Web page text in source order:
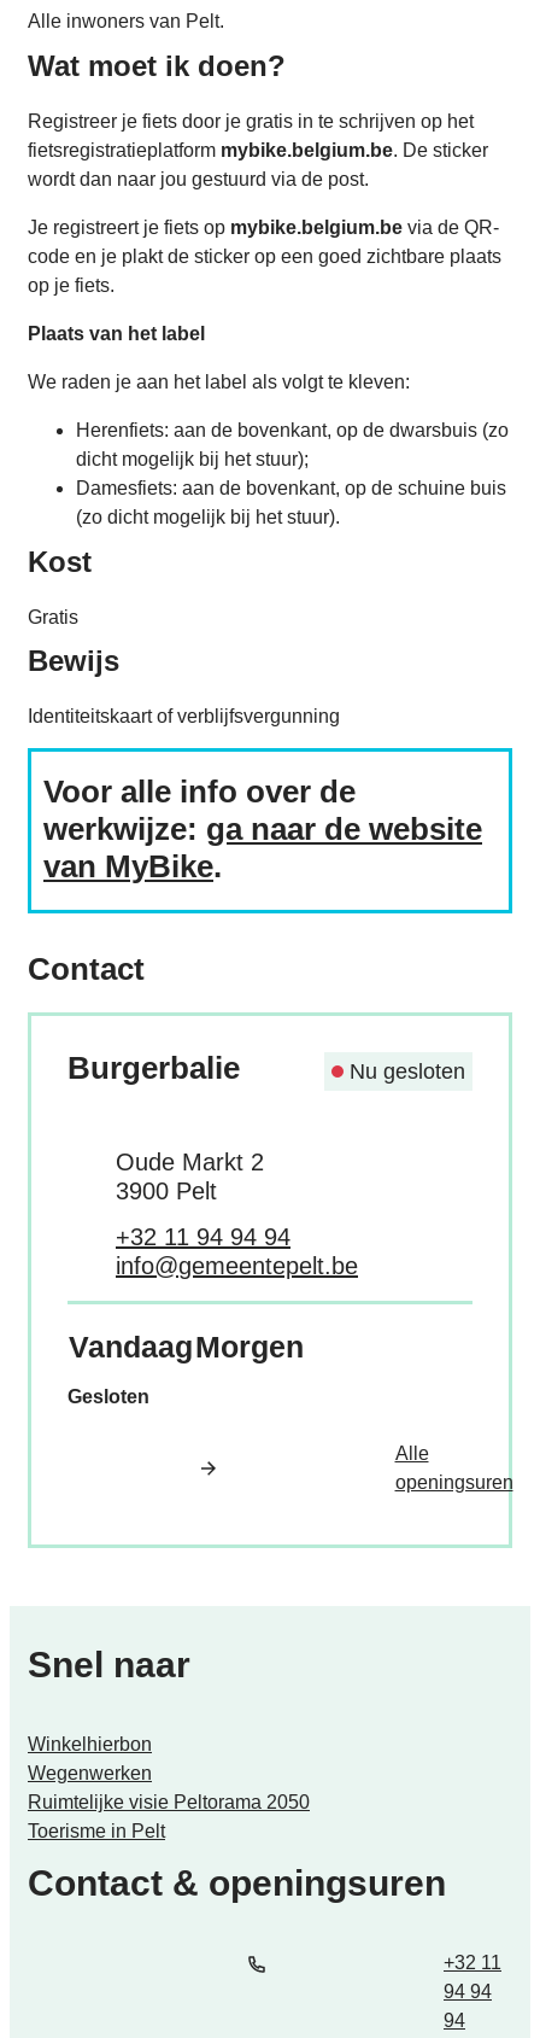
Alle inwoners van Pelt.
Wat moet ik doen?
Registreer je fiets door je gratis in te schrijven op het
fietsregistratieplatform mybike.belgium.be. De sticker
wordt dan naar jou gestuurd via de post.
Je registreert je fiets op mybike.belgium.be via de QR-
code en je plakt de sticker op een goed zichtbare plaats
op je fiets.
Plaats van het label
We raden je aan het label als volgt te kleven:
Herenfiets: aan de bovenkant, op de dwarsbuis (zo
dicht mogelijk bij het stuur);
Damesfiets: aan de bovenkant, op de schuine buis
(zo dicht mogelijk bij het stuur).
Kost
Gratis
Bewijs
Identiteitskaart of verblijfsvergunning
Voor alle info over de
werkwijze: ga naar de website
van MyBike.
Contact
Burgerbalie Nu gesloten
AdresOude Markt 2
,3900 Pelt
+32 11 94 94 94
E-mail
info@gemeentepelt.be
VandaagMorgen
Gesloten
Alle
openingsuren
Snel naar
Winkelhierbon
Wegenwerken
Ruimtelijke visie Peltorama 2050
Toerisme in Pelt
Contact & openingsuren
+32 11
94 94
94